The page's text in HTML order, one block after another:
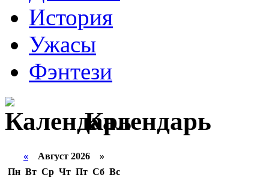
История
Ужасы
Фэнтези
Календарь
« Август 2026 »
Пн Вт Ср Чт Пт Сб Вс